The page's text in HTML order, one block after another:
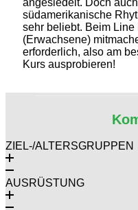
südamerikanische
sehr beliebt. Beim
(Erwachsene)
erforderlich, also am
Kurs ausprobieren!
ZIEL-/ALTERSGRUPPEN
AUSRÜSTUNG